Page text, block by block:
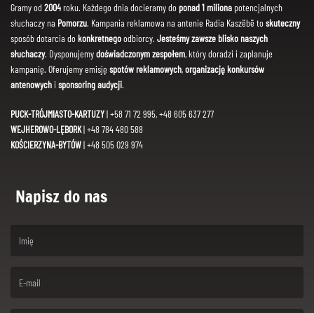
Gramy od 2004roku. Każdego dnia docieramy do ponad 1 miliona potencjalnych
słuchaczy na Pomorzu. Kampania reklamowa na antenie Radia Kaszëbë toskuteczny
sposób dotarcia dokonkretnegoodbiorcy. Jesteśmy zawsze blisko naszych
słuchaczy. Dysponujemydoświadczonym zespołem, który doradzi i zaplanuje
kampanię. Oferujemy emisję spotów reklamowych,organizację konkursów
antenowychi sponsoring audycji.
PUCK-TRÓJMIASTO-KARTUZY| +58 71 72 995, +48 605 637 277
WEJHEROWO-LĘBORK| +48 784 480 588
KOŚCIERZYNA-BYTÓW| +48 505 029 974
Napisz do nas